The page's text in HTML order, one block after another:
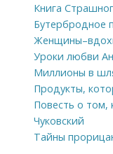
Книга
Бутербродное
Уроки любви
Миллионы в
Продукты,
Повесть о том,
Чуковский
Тайны